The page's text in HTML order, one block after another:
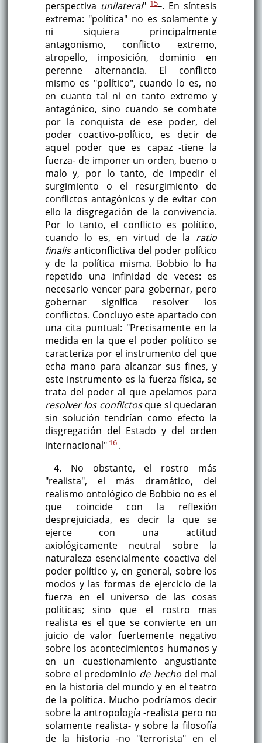
perspectiva unilateral" 15 . En síntesis
extrema: "política" no es solamente y
ni siquiera principalmente
antagonismo, conflicto extremo,
atropello, imposición, dominio en
perenne alternancia. El conflicto
mismo es "político", cuando lo es, no
en cuanto tal ni en tanto extremo y
antagónico, sino cuando se combate
por la conquista de ese poder, del
poder coactivo-político, es decir de
aquel poder que es capaz -tiene la
fuerza- de imponer un orden, bueno o
malo y, por lo tanto, de impedir el
surgimiento o el resurgimiento de
conflictos antagónicos y de evitar con
ello la disgregación de la convivencia.
Por lo tanto, el conflicto es político,
cuando lo es, en virtud de la ratio
finalisanticonflictiva del poder político
y de la política misma. Bobbio lo ha
repetido una infinidad de veces: es
necesario vencer para gobernar, pero
gobernar significa resolver los
conflictos. Concluyo este apartado con
una cita puntual: "Precisamente en la
medida en la que el poder político se
caracteriza por el instrumento del que
echa mano para alcanzar sus fines, y
este instrumento es la fuerza física, se
trata del poder al que apelamos para
resolver los conflictosque si quedaran
sin solución tendrían como efecto la
disgregación del Estado y del orden
internacional" 16.
4. No obstante, el rostro más
"realista", el más dramático, del
realismo ontológico de Bobbio no es el
que coincide con la reflexión
desprejuiciada, es decir la que se
ejerce con una actitud
axiológicamente neutral sobre la
naturaleza esencialmente coactiva del
poder político y, en general, sobre los
modos y las formas de ejercicio de la
fuerza en el universo de las cosas
políticas; sino que el rostro mas
realista es el que se convierte en un
juicio de valor fuertemente negativo
sobre los acontecimientos humanos y
en un cuestionamiento angustiante
sobre el predominio de hechodel mal
en la historia del mundo y en el teatro
de la política. Mucho podríamos decir
sobre la antropología -realista pero no
solamente realista- y sobre la filosofía
de la historia -no "terrorista" en el